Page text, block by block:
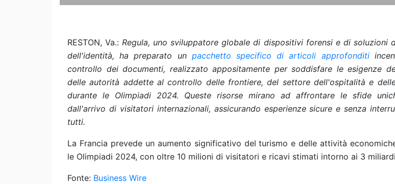
RESTON, Va.:Regula, uno sviluppatore globale di dispositivi forensi e di soluzioni
dell'identità, ha preparato un pacchetto specifico di articoli approfonditi
controllo dei documenti, realizzato appositamente per soddisfare le esigenze
delle autorità addette al controllo delle frontiere, del settore dell'ospitalità e
durante le Olimpiadi 2024. Queste risorse mirano ad affrontare le sfide
dall'arrivo di visitatori internazionali, assicurando esperienze sicure e senza
tutti.
La Francia prevede un aumento significativo del turismo e delle attività
le Olimpiadi 2024, con oltre 10 milioni di visitatori e ricavi stimati intorno ai 3
Fonte: Business Wire